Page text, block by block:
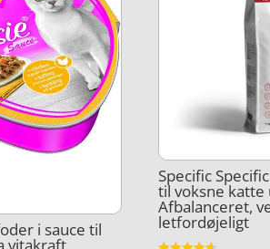
i sauce til
Specific
til voksne katte
Afbalanceret,
letfordøjeligt